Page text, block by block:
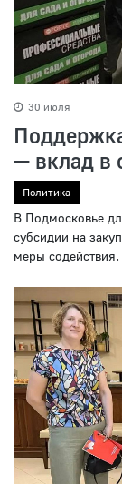
30 июля
— вклад в
Политика
В Подмосковье
субсидии на
меры содействия.